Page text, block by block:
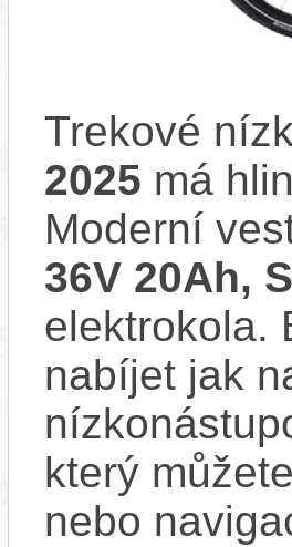
Trekové
2025 má
Moderní
36V 20Ah,
elektrokola.
nabíjet jak
který
nebo